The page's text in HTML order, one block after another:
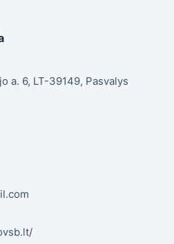
a. 6, LT-39149, Pasvalys